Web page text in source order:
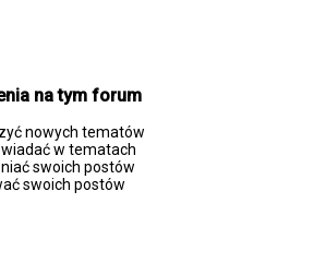
na tym forum
nowych tematów
w tematach
swoich postów
swoich postów